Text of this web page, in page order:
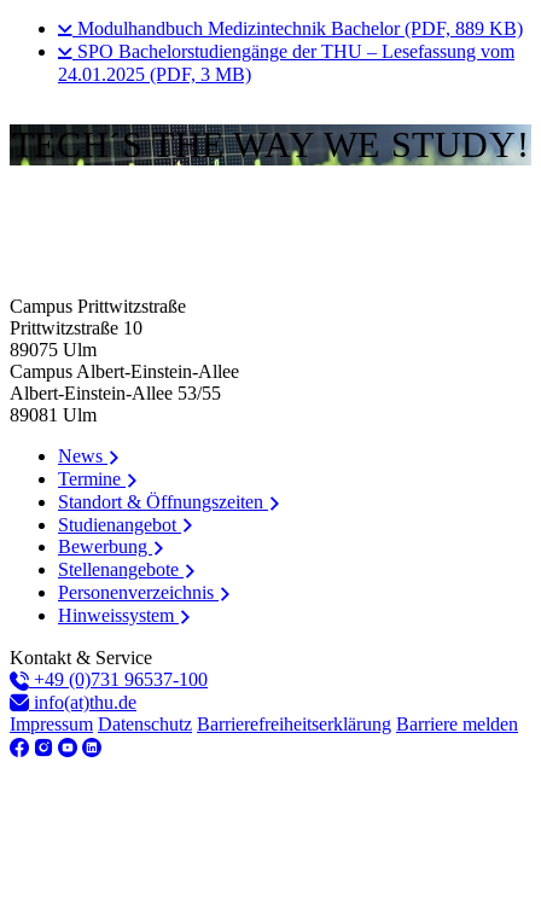
Modulhandbuch Medizintechnik Bachelor (PDF, 889 KB)
SPO Bachelorstudiengänge der THU – Lesefassung vom
24.01.2025 (PDF, 3 MB)
TECH´S THE WAY WE STUDY!
Campus Prittwitzstraße
Prittwitzstraße 10
89075 Ulm
Campus Albert-Einstein-Allee
Albert-Einstein-Allee 53/​55
89081 Ulm
News
Termine
Standort & Öffnungszeiten
Studienangebot
Bewerbung
Stellenangebote
Personenverzeichnis
Hinweissystem
Kontakt & Service
+49 (0)731 96537-100
info(at)thu.de
Impressum Datenschutz Barrierefreiheitserklärung Barriere melden